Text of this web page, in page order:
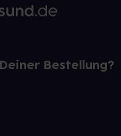
Bestellung?